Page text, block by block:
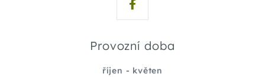
Provozní doba
říjen - květen